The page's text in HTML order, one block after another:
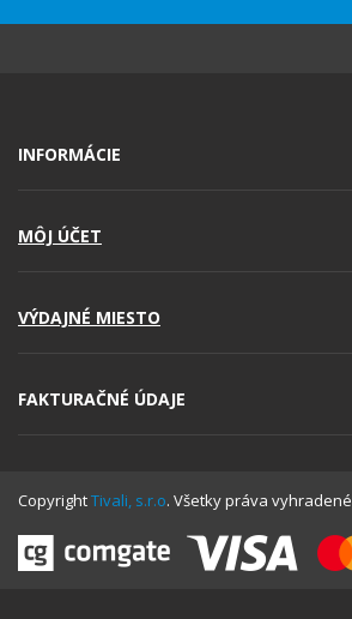
INFORMÁCIE
MÔJ ÚČET
VÝDAJNÉ MIESTO
FAKTURAČNÉ ÚDAJE
CopyrightTivali, s.r.o. Všetky práva vyhradené